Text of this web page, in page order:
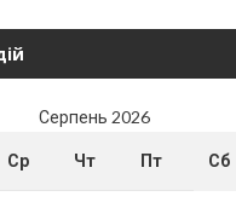
Серпень 2026
Ср Чт Пт Сб